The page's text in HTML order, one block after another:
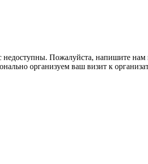
недоступны. Пожалуйста, напишите нам
организуем ваш визит к